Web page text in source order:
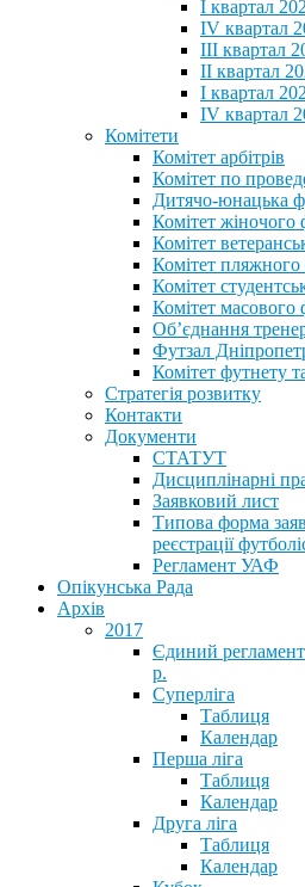
I квартал
IV квартал
III квартал
II квартал
I квартал
IV квартал
Комітети
Комітет арбітрів
Комітет по
Дитячо-юнацька
Комітет жіночого
Комітет
Комітет
Комітет
Комітет масового
Обʼєднання
Футзал
Комітет футнету
Стратегія розвитку
Контакти
Документи
СТАТУТ
Дисциплінарні
Заявковий лист
Типова форма
реєстрації
Регламент УАФ
Опікунська Рада
Архів
2017
Єдиний регламент
р.
Суперліга
Таблиця
Календар
Перша ліга
Таблиця
Календар
Друга ліга
Таблиця
Календар